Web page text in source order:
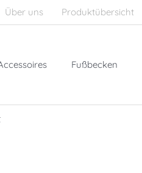
Über uns Produktübersicht
Fußbecken